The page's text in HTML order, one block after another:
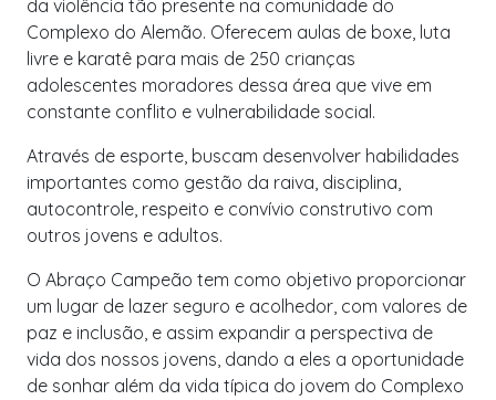
da violência tão presente na comunidade do
Complexo do Alemão. Oferecem aulas de boxe, luta
livre e karatê para mais de 250 crianças
adolescentes moradores dessa área que vive em
constante conflito e vulnerabilidade social.
Através de esporte, buscam desenvolver habilidades
importantes como gestão da raiva, disciplina,
autocontrole, respeito e convívio construtivo com
outros jovens e adultos.
O Abraço Campeão tem como objetivo proporcionar
um lugar de lazer seguro e acolhedor, com valores de
paz e inclusão, e assim expandir a perspectiva de
vida dos nossos jovens, dando a eles a oportunidade
de sonhar além da vida típica do jovem do Complexo